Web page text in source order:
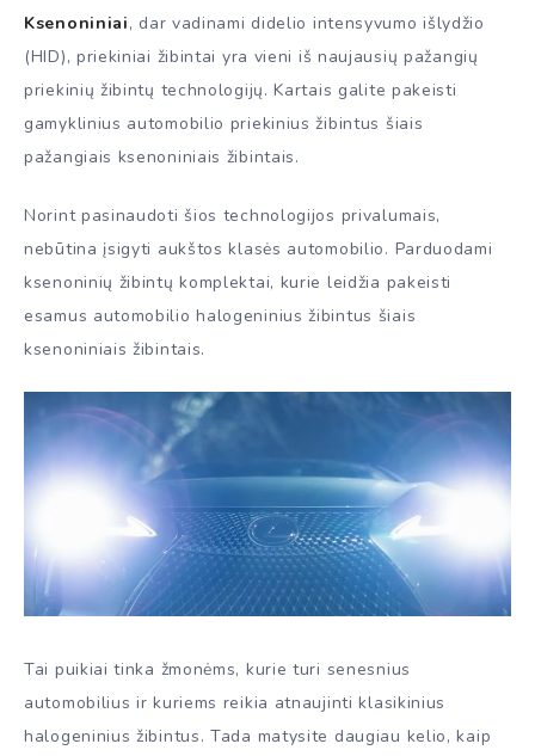
Ksenoniniai, dar vadinami didelio intensyvumo išlydžio
(HID), priekiniai žibintai yra vieni iš naujausių pažangių
priekinių žibintų technologijų. Kartais galite pakeisti
gamyklinius automobilio priekinius žibintus šiais
pažangiais ksenoniniais žibintais.
Norint pasinaudoti šios technologijos privalumais,
nebūtina įsigyti aukštos klasės automobilio. Parduodami
ksenoninių žibintų komplektai, kurie leidžia pakeisti
esamus automobilio halogeninius žibintus šiais
ksenoniniais žibintais.
Tai puikiai tinka žmonėms, kurie turi senesnius
automobilius ir kuriems reikia atnaujinti klasikinius
halogeninius žibintus. Tada matysite daugiau kelio, kaip